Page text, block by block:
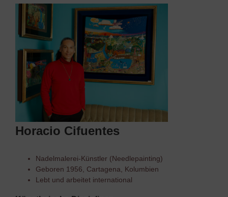
Horacio Cifuentes
Nadelmalerei-Künstler (Needlepainting)
Geboren 1956, Cartagena, Kolumbien
Lebt und arbeitet international